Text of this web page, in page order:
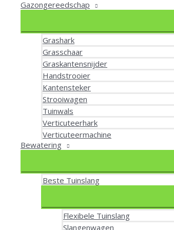
Gazongereedschap
Grashark
Grasschaar
Graskantensnijder
Handstrooier
Kantensteker
Strooiwagen
Tuinwals
Verticuteerhark
Verticuteermachine
Bewatering
Beste Tuinslang
Flexibele Tuinslang
Slangenwagen